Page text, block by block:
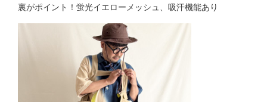
裏がポイント！蛍光イエローメッシュ、吸汗機能あり